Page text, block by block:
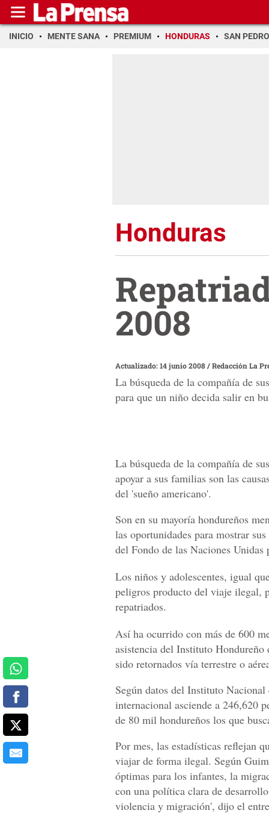
INICIO MENTE SANA PREMIUM HONDURAS SAN PEDRO
Honduras
2008
Actualizado: 14 junio 2008/Redacción La
La búsqueda de la compañía de
para que un niño decida salir en
La búsqueda de la compañía de
apoyar a sus familias son las
del 'sueño americano'.
Son en su mayoría hondureños
las oportunidades para mostrar
del Fondo de las Naciones
Los niños y adolescentes, igual
peligros producto del viaje ilegal,
repatriados.
Así ha ocurrido con más de 600
asistencia del Instituto
sido retornados vía terrestre o
Según datos del Instituto
internacional asciende a 246,620
de 80 mil hondureños los que
Por mes, las estadísticas reflejan
viajar de forma ilegal. Según
óptimas para los infantes, la
con una política clara de
violencia y migración', dijo el